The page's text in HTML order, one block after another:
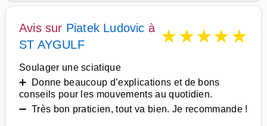
Avis sur Piatek Ludovic à
ST AYGULF
★★★★★
Soulager une sciatique
➕ Donne beaucoup d’explications et de bons
conseils pour les mouvements au quotidien.
➖ Très bon praticien, tout va bien. Je recommande !